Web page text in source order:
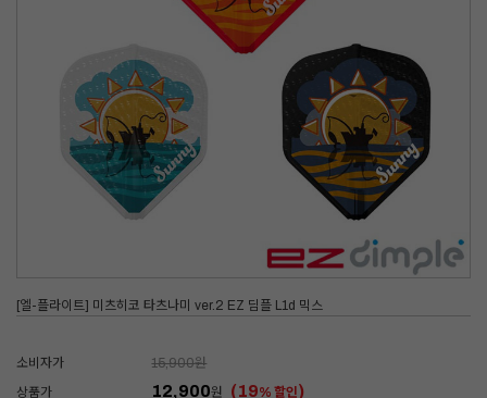
[엘-플라이트] 미츠히코 타츠나미 ver.2 EZ 딤플 L1d 믹스
소비자가 15,900원
상품가
12,900원 (19% 할인)